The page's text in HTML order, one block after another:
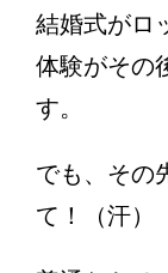
結婚式がロ
体験がその
す。
でも、その
て！（汗）